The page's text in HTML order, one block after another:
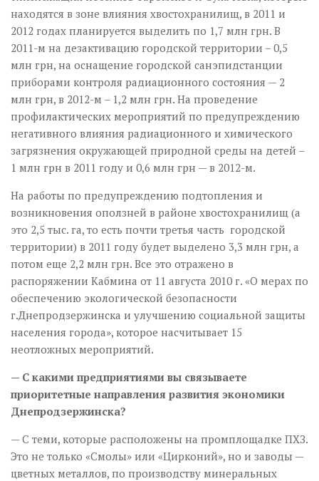
находятся в зоне влияния хвостохранилищ, в 2011 и
2012 годах планируется выделить по 1,7 млн грн. В
2011-м на дезактивацию городской территории – 0,5
млн грн, на оснащение городской санэпидстанции
приборами контроля радиационного состояния — 2
млн грн, в 2012-м – 1,2 млн грн. На проведение
профилактических мероприятий по предупреждению
негативного влияния радиационного и химического
загрязнения окружающей природной среды на детей –
1 млн грн в 2011 году и 0,6 млн грн — в 2012-м.
На работы по предупреждению подтопления и
возникновения оползней в районе хвостохранилищ (а
это 2,5 тыс. га, то есть почти третья часть городской
территории) в 2011 году будет выделено 3,3 млн грн, а
потом еще 2,2 млн грн. Все это отражено в
распоряжении Кабмина от 11 августа 2010 г. «О мерах по
обеспечению экологической безопасности
г.Днепродзержинска и улучшению социальной защиты
населения города», которое насчитывает 15
неотложных мероприятий.
— С какими предприятиями вы связываете
приоритетные направления развития экономики
Днепродзержинска?
— С теми, которые расположены на промплощадке ПХЗ.
Это не только «Смолы» или «Цирконий», но и заводы —
цветных металлов, по производству минеральных